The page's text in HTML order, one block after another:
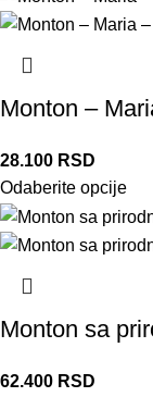
Monton –
28.100 RSD
Odaberite opcije
Monton sa
62.400 RSD